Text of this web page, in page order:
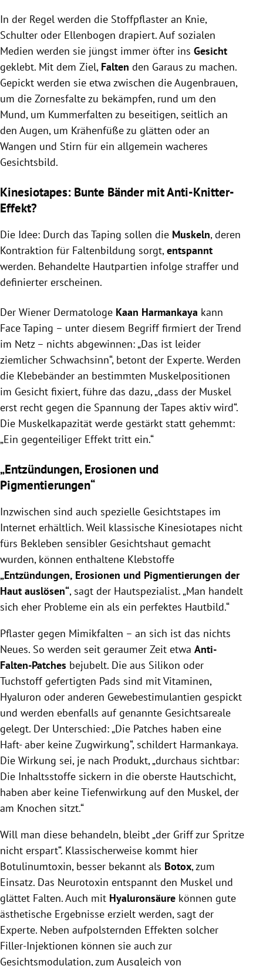
In der Regel werden die Stoffpflaster an Knie,
Schulter oder Ellenbogen drapiert. Auf sozialen
Medien werden sie jüngst immer öfter ins Gesicht
geklebt. Mit dem Ziel, Falten den Garaus zu machen.
Gepickt werden sie etwa zwischen die Augenbrauen,
um die Zornesfalte zu bekämpfen, rund um den
Mund, um Kummerfalten zu beseitigen, seitlich an
den Augen, um Krähenfüße zu glätten oder an
Wangen und Stirn für ein allgemein wacheres
Gesichtsbild.
Kinesiotapes: Bunte Bänder mit Anti-Knitter-
Effekt?
Die Idee: Durch das Taping sollen die Muskeln, deren
Kontraktion für Faltenbildung sorgt,entspannt
werden. Behandelte Hautpartien infolge straffer und
definierter erscheinen.
Der Wiener Dermatologe Kaan Harmankaya kann
Face Taping – unter diesem Begriff firmiert der Trend
im Netz – nichts abgewinnen: „Das ist leider
ziemlicher Schwachsinn“, betont der Experte. Werden
die Klebebänder an bestimmten Muskelpositionen
im Gesicht fixiert, führe das dazu, „dass der Muskel
erst recht gegen die Spannung der Tapes aktiv wird“.
Die Muskelkapazität werde gestärkt statt gehemmt:
„Ein gegenteiliger Effekt tritt ein.“
„Entzündungen, Erosionen und
Pigmentierungen“
Inzwischen sind auch spezielle Gesichtstapes im
Internet erhältlich. Weil klassische Kinesiotapes nicht
fürs Bekleben sensibler Gesichtshaut gemacht
wurden, können enthaltene Klebstoffe
„Entzündungen, Erosionen und Pigmentierungen der
Haut auslösen“, sagt der Hautspezialist. „Man handelt
sich eher Probleme ein als ein perfektes Hautbild.“
Pflaster gegen Mimikfalten – an sich ist das nichts
Neues. So werden seit geraumer Zeit etwa Anti-
Falten-Patches bejubelt. Die aus Silikon oder
Tuchstoff gefertigten Pads sind mit Vitaminen,
Hyaluron oder anderen Gewebestimulantien gespickt
und werden ebenfalls auf genannte Gesichtsareale
gelegt. Der Unterschied: „Die Patches haben eine
Haft- aber keine Zugwirkung“, schildert Harmankaya.
Die Wirkung sei, je nach Produkt, „durchaus sichtbar:
Die Inhaltsstoffe sickern in die oberste Hautschicht,
haben aber keine Tiefenwirkung auf den Muskel, der
am Knochen sitzt.“
Will man diese behandeln, bleibt „der Griff zur Spritze
nicht erspart“. Klassischerweise kommt hier
Botulinumtoxin, besser bekannt als Botox, zum
Einsatz. Das Neurotoxin entspannt den Muskel und
glättet Falten. Auch mit Hyaluronsäure können gute
ästhetische Ergebnisse erzielt werden, sagt der
Experte. Neben aufpolsternden Effekten solcher
Filler-Injektionen können sie auch zur
Gesichtsmodulation, zum Ausgleich von